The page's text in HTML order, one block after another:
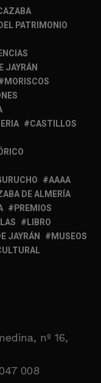
PATRIMONIO
JAYRÁN
MORISCOS
CASTILLOS
AAAA
DE ALMERÍA
PREMIOS
LIBRO
JAYRÁN
MUSEOS
nº 16,
008